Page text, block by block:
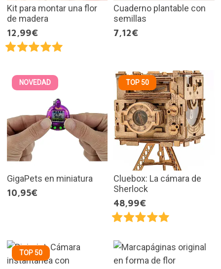
Kit para montar una flor
de madera
12,99€
Cuaderno plantable con
semillas
7,12€
NOVEDAD
GigaPets en miniatura
10,95€
TOP 50
Cluebox: La cámara de
Sherlock
48,99€
TOP 50